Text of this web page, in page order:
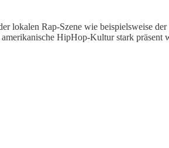
Rap-Szene wie beispielsweise
HipHop-Kultur stark präsent